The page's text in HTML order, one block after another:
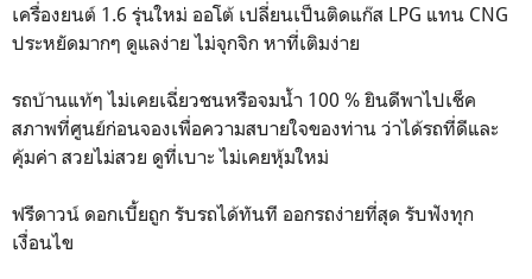
เครื่องยนต์ 1.6 รุ่นใหม่ ออโต้ เปลี่ยนเป็นติดแก๊ส LPG แทน CNG
ประหยัดมากๆ ดูแลง่าย ไม่จุกจิก หาที่เติมง่าย
รถบ้านแท้ๆ ไม่เคยเฉี่ยวชนหรือจมน้ำ 100 % ยินดีพาไปเช็ค
สภาพที่ศูนย์ก่อนจองเพื่อความสบายใจของท่าน ว่าได้รถที่ดีและ
คุ้มค่า สวยไม่สวย ดูที่เบาะ ไม่เคยหุ้มใหม่
ฟรีดาวน์ ดอกเบี้ยถูก รับรถได้ทันที ออกรถง่ายที่สุด รับฟังทุก
เงื่อนไข